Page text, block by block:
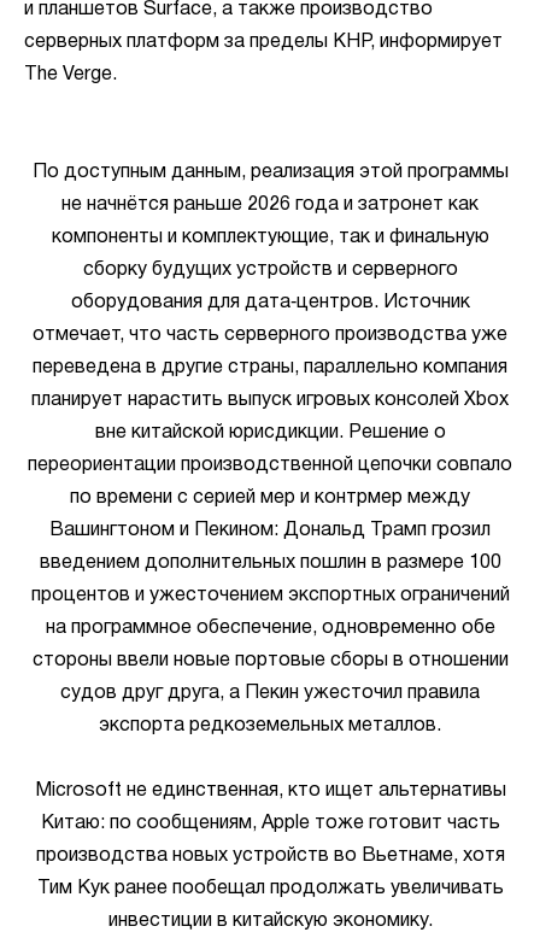
и планшетов Surface, а также производство
серверных платформ за пределы КНР, информирует
The Verge.
По доступным данным, реализация этой программы
не начнётся раньше 2026 года и затронет как
компоненты и комплектующие, так и финальную
сборку будущих устройств и серверного
оборудования для дата‑центров. Источник
отмечает, что часть серверного производства уже
переведена в другие страны, параллельно компания
планирует нарастить выпуск игровых консолей Xbox
вне китайской юрисдикции. Решение о
переориентации производственной цепочки совпало
по времени с серией мер и контрмер между
Вашингтоном и Пекином: Дональд Трамп грозил
введением дополнительных пошлин в размере 100
процентов и ужесточением экспортных ограничений
на программное обеспечение, одновременно обе
стороны ввели новые портовые сборы в отношении
судов друг друга, а Пекин ужесточил правила
экспорта редкоземельных металлов.
Microsoft не единственная, кто ищет альтернативы
Китаю: по сообщениям, Apple тоже готовит часть
производства новых устройств во Вьетнаме, хотя
Тим Кук ранее пообещал продолжать увеличивать
инвестиции в китайскую экономику.